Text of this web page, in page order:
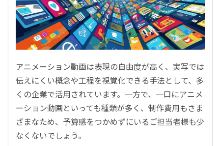
アニメーション動画は表現の自由度が高く、実写では
伝えにくい概念や工程を視覚化できる手法として、多
くの企業で活用されています。一方で、一口にアニメ
ーション動画といっても種類が多く、制作費用もさま
ざまなため、予算感をつかめずにいるご担当者様も少
なくないでしょう。